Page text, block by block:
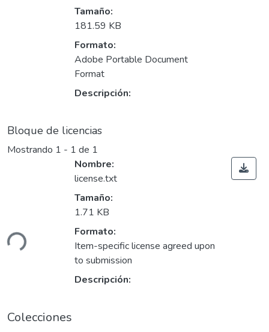
Tamaño:
181.59 KB
Formato:
Adobe Portable Document
Format
Descripción:
Bloque de licencias
Mostrando 1 - 1 de 1
Nombre:
license.txt
Tamaño:
1.71 KB
Formato:
Item-specific license agreed upon
to submission
Descripción:
Colecciones